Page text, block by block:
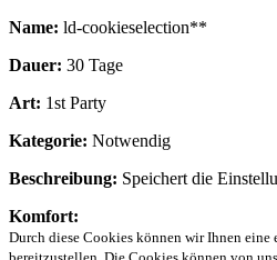
Name: ld-cookieselection**
Dauer: 30 Tage
Art: 1st Party
Kategorie: Notwendig
Beschreibung: Speichert die
Komfort:
Durch diese Cookies können wir Ihnen